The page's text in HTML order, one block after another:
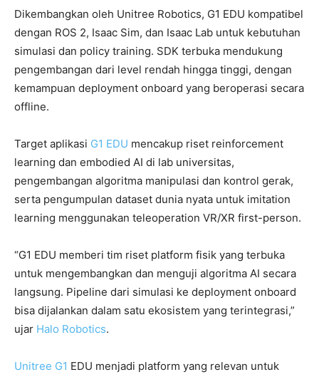
Dikembangkan oleh Unitree Robotics, G1 EDU kompatibel
dengan ROS 2, Isaac Sim, dan Isaac Lab untuk kebutuhan
simulasi dan policy training. SDK terbuka mendukung
pengembangan dari level rendah hingga tinggi, dengan
kemampuan deployment onboard yang beroperasi secara
offline.
Target aplikasi G1 EDU mencakup riset reinforcement
learning dan embodied AI di lab universitas,
pengembangan algoritma manipulasi dan kontrol gerak,
serta pengumpulan dataset dunia nyata untuk imitation
learning menggunakan teleoperation VR/XR first-person.
“G1 EDU memberi tim riset platform fisik yang terbuka
untuk mengembangkan dan menguji algoritma AI secara
langsung. Pipeline dari simulasi ke deployment onboard
bisa dijalankan dalam satu ekosistem yang terintegrasi,”
ujar Halo Robotics.
Unitree G1 EDU menjadi platform yang relevan untuk